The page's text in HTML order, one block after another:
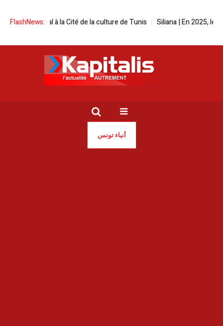
FlashNews:
festival à la Cité de la culture de Tunis Siliana | En 2025, les
أنباء تونس